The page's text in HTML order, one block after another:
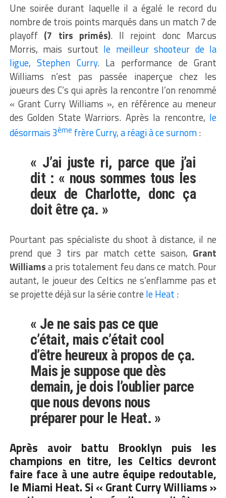
Une soirée durant laquelle il a égalé le record du
nombre de trois points marqués dans un match 7 de
playoff (7 tirs primés). Il rejoint donc Marcus
Morris, mais surtout le meilleur shooteur de la
ligue, Stephen Curry. La performance de Grant
Williams n’est pas passée inaperçue chez les
joueurs des C’s qui après la rencontre l’on renommé
« Grant Curry Williams », en référence au meneur
des Golden State Warriors. Après la rencontre, le
désormais 3ème frère Curry, a réagi à ce surnom:
« J’ai juste ri, parce que j’ai
dit : « nous sommes tous les
deux de Charlotte, donc ça
doit être ça. »
Pourtant pas spécialiste du shoot à distance, il ne
prend que 3 tirs par match cette saison, Grant
Williamsa pris totalement feu dans ce match. Pour
autant, le joueur des Celtics ne s’enflamme pas et
se projette déjà sur la série contre le Heat :
« Je ne sais pas ce que
c’était, mais c’était cool
d’être heureux à propos de ça.
Mais je suppose que dès
demain, je dois l’oublier parce
que nous devons nous
préparer pour le Heat. »
Après avoir battu Brooklyn puis les
champions en titre, les Celtics devront
faire face à une autre équipe redoutable,
le Miami Heat. Si « Grant Curry Williams »